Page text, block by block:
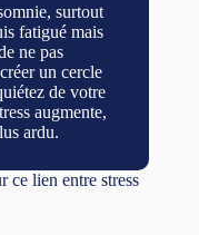
surtout
fatigué mais
ne pas
un cercle
de votre
augmente,
ardu.
ce lien entre stress